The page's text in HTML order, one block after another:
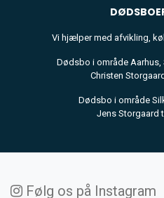
Vi hjælper med afvikling,
Dødsbo i område Aarhus,
Christen
Dødsbo i område
Jens Storgaard
Følg os på Instagram